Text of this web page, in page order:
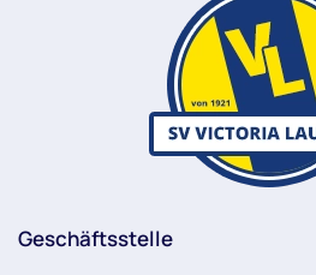
Geschäftsstelle